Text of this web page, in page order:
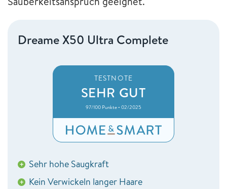
Dreame X50 Ultra Complete
TESTNOTE
SEHR GUT
97/100 Punkte • 02/2025
+ Sehr hohe Saugkraft
+ Kein Verwickeln langer Haare